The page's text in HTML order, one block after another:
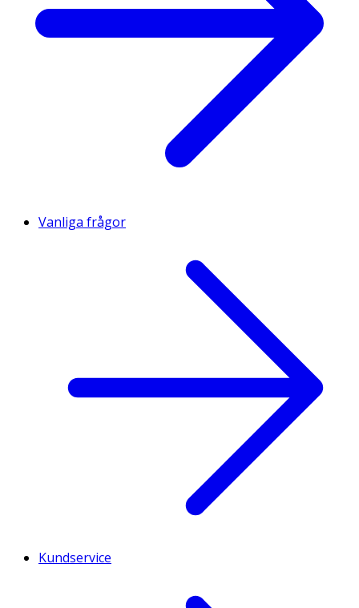
Vanliga frågor
Kundservice